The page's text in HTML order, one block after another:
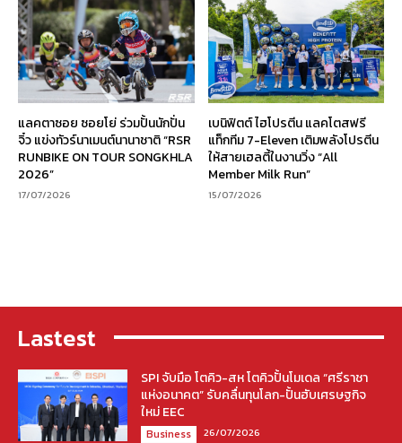
แลคตาซอย ซอยโย่ ร่วมปั้นนักปั่น
จิ๋ว แข่งทัวร์นาเมนต์นานาชาติ “RSR
RUNBIKE ON TOUR SONGKHLA
2026”
17/07/2026
เบนิฟิตต์ ไฮโปรตีน แลคโตสฟรี
แท็กทีม 7-Eleven เติมพลังโปรตีน
ให้สายเฮลตี้ในงานวิ่ง “All
Member Milk Run”
15/07/2026
Lastest
SPI จับมือ โตคิว-สห โตคิวปั้นโมเดล “ศรีราชา
แห่งอนาคต” รับคลื่นทุนโลก-ปั้นฮับเศรษฐกิจ
ใหม่ EEC
Business 26/07/2026